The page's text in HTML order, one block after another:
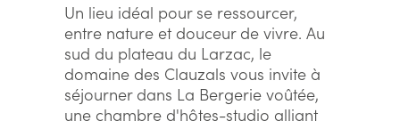
Un lieu idéal pour se ressourcer,
entre nature et douceur de vivre. Au
sud du plateau du Larzac, le
domaine des Clauzals vous invite à
séjourner dans La Bergerie voûtée,
une chambre d'hôtes-studio alliant